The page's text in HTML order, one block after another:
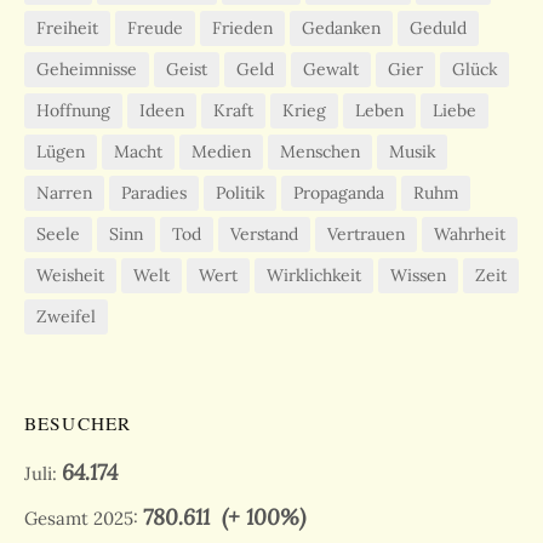
Freiheit Freude Frieden Gedanken
Geduld
Geheimnisse
Geist Geld Gewalt Gier
Glück
Hoffnung
Ideen Kraft Krieg Leben
Liebe
Lügen
Macht Medien Menschen
Musik
Narren
Paradies Politik Propaganda
Ruhm
Seele
Sinn Tod Verstand Vertrauen
Wahrheit
Weisheit
Welt Wert Wirklichkeit Wissen
Zeit
Zweifel
BESUCHER
Juli: 64.174
Gesamt 2025: 780.611(+ 100%)